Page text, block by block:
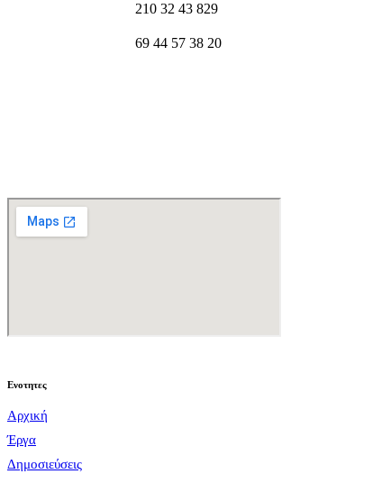
210 32 43 829
69 44 57 38 20
Ενοτητες
Αρχική
Έργα
Δημοσιεύσεις